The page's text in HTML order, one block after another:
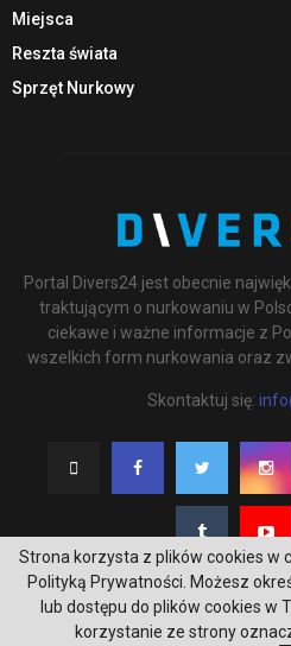
Miejsca
Reszta świata
Sprzęt Nurkowy
Portal Divers24 jest obecnie
traktującym o nurkowaniu w
ciekawe i ważne informacje z
wszelkich form nurkowania oraz
Skontaktuj się:
@2020 - underwatermedia.pl. All Right
Strona korzysta z plików cookies w
Polityką Prywatności. Możesz
lub dostępu do plików cookies w
korzystanie ze strony